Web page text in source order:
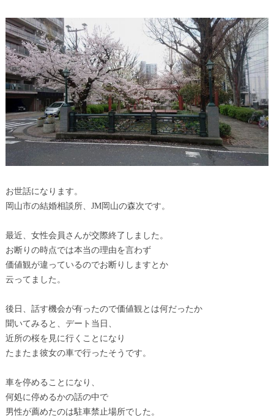
お世話になります。
岡山市の結婚相談所、JM岡山の森次です。
最近、女性会員さんが交際終了しました。
お断りの時点では本当の理由を言わず
価値観が違っているのでお断りしますとか
云ってました。
後日、話す機会が有ったので価値観とは何だったか
聞いてみると、デート当日、
近所の桜を見に行くことになり
たまたま彼女の車で行ったそうです。
車を停めることになり、
何処に停めるかの話の中で
男性が薦めたのは駐車禁止場所でした。